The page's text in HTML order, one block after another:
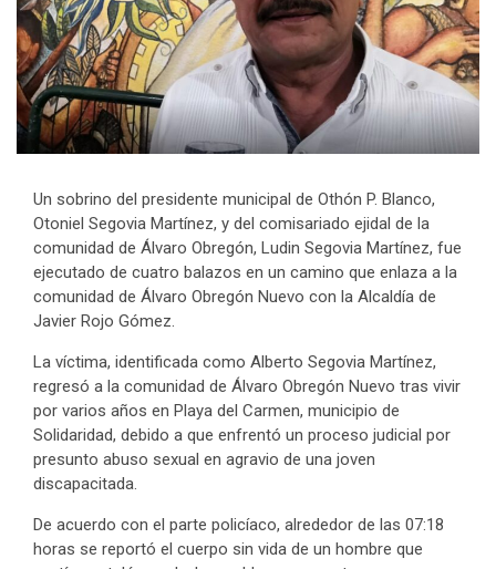
Un sobrino del presidente municipal de Othón P. Blanco,
Otoniel Segovia Martínez, y del comisariado ejidal de la
comunidad de Álvaro Obregón, Ludin Segovia Martínez, fue
ejecutado de cuatro balazos en un camino que enlaza a la
comunidad de Álvaro Obregón Nuevo con la Alcaldía de
Javier Rojo Gómez.
La víctima, identificada como Alberto Segovia Martínez,
regresó a la comunidad de Álvaro Obregón Nuevo tras vivir
por varios años en Playa del Carmen, municipio de
Solidaridad, debido a que enfrentó un proceso judicial por
presunto abuso sexual en agravio de una joven
discapacitada.
De acuerdo con el parte policíaco, alrededor de las 07:18
horas se reportó el cuerpo sin vida de un hombre que